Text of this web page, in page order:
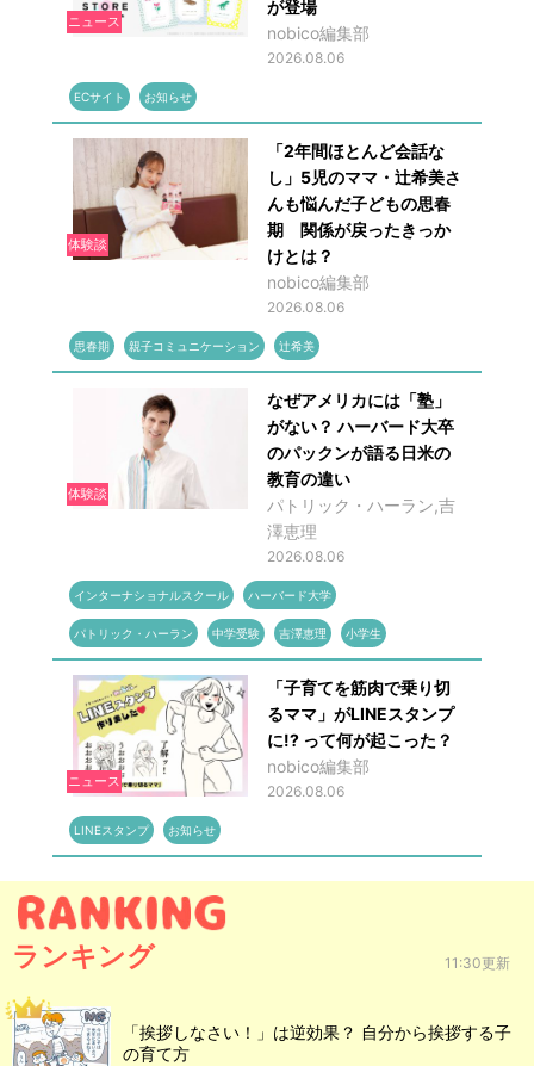
ニュース
が登場
nobico編集部
2026.08.06
ECサイト お知らせ
体験談
「2年間ほとんど会話な
し」5児のママ・辻希美さ
んも悩んだ子どもの思春
期 関係が戻ったきっか
けとは？
nobico編集部
2026.08.06
思春期 親子コミュニケーション 辻希美
体験談
なぜアメリカには「塾」
がない？ ハーバード大卒
のパックンが語る日米の
教育の違い
パトリック・ハーラン,吉
澤恵理
2026.08.06
インターナショナルスクール ハーバード大学
パトリック・ハーラン 中学受験 吉澤恵理 小学生
ニュース
「子育てを筋肉で乗り切
るママ」がLINEスタンプ
に!? って何が起こった？
nobico編集部
2026.08.06
LINEスタンプ お知らせ
ランキング 11:30更新
「挨拶しなさい！」は逆効果？ 自分から挨拶する子
の育て方